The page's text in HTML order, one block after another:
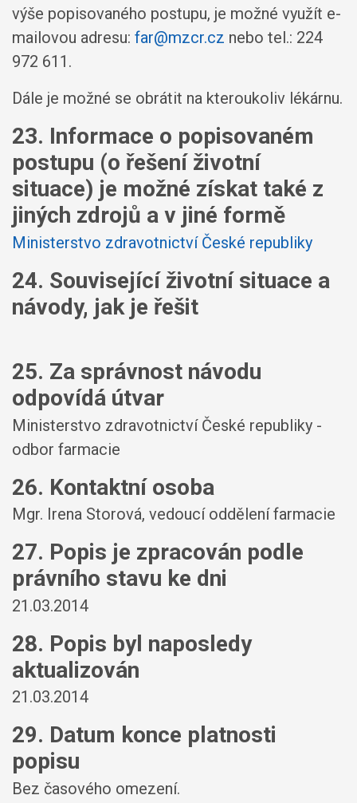
výše popisovaného postupu, je možné využít e-
mailovou adresu: far@mzcr.cz nebo tel.: 224
972 611.
Dále je možné se obrátit na kteroukoliv lékárnu.
23. Informace o popisovaném
postupu (o řešení životní
situace) je možné získat také z
jiných zdrojů a v jiné formě
Ministerstvo zdravotnictví České republiky
24. Související životní situace a
návody, jak je řešit
25. Za správnost návodu
odpovídá útvar
Ministerstvo zdravotnictví České republiky -
odbor farmacie
26. Kontaktní osoba
Mgr. Irena Storová, vedoucí oddělení farmacie
27. Popis je zpracován podle
právního stavu ke dni
21.03.2014
28. Popis byl naposledy
aktualizován
21.03.2014
29. Datum konce platnosti
popisu
Bez časového omezení.